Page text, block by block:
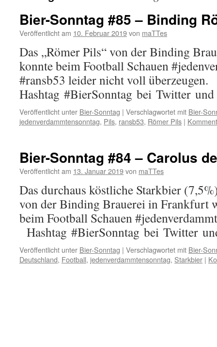
Bier-Sonntag #85 – Binding
Veröffentlicht am 10. Februar 2019von maTTes
Das „Römer Pils“ von der Binding
konnte beim Football Schauen
#ransb53 leider nicht voll überzeugen.
Hashtag #BierSonntag bei Twitter
Veröffentlicht unter Bier-Sonntag | Verschlagwortet mit Bier-
jedenverdammtensonntag, Pils, ransb53, Römer Pils |
Bier-Sonntag #84 – Carolus
Veröffentlicht am 13. Januar 2019von maTTes
Das durchaus köstliche Starkbier
von der Binding Brauerei in Frankfurt
beim Football Schauen
Hashtag #BierSonntag bei Twitter
Veröffentlicht unter Bier-Sonntag | Verschlagwortet mit Bier-
Deutschland, Football, jedenverdammtensonntag, Starkbier |